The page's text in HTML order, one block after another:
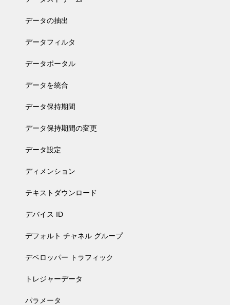
データの抽出
データフィルタ
データポータル
データを統合
データ保持期間
データ保持期間の変更
データ設定
ディメンション
テキストダウンロード
デバイス ID
デフォルト チャネル グループ
デベロッパー トラフィック
トレジャーデータ
パラメータ